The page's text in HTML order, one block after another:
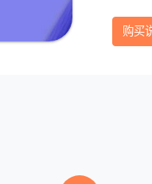
购买